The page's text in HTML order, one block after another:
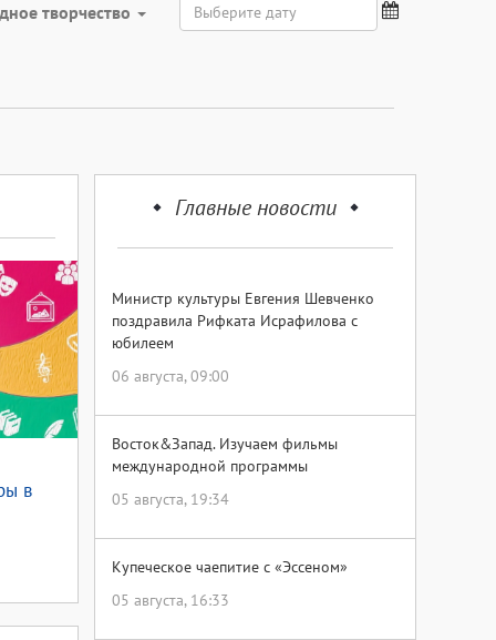
творчество
в
Главные новости
Министр культуры Евгения Шевченко
поздравила Рифката Исрафилова с
юбилеем
06 августа, 09:00
Восток&Запад. Изучаем фильмы
международной программы
05 августа, 19:34
Купеческое чаепитие с «Эссеном»
05 августа, 16:33